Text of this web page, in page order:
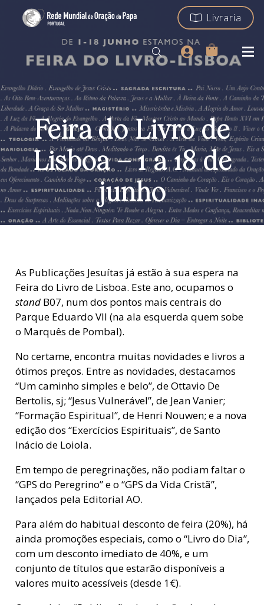
Livraria
Feira do Livro de
Lisboa – 1 a 18 de
junho
As Publicações Jesuítas já estão à sua espera na
Feira do Livro de Lisboa. Este ano, ocupamos o
standB07, num dos pontos mais centrais do
Parque Eduardo VII (na ala esquerda quem sobe
o Marquês de Pombal).
No certame, encontra muitas novidades e livros a
ótimos preços. Entre as novidades, destacamos
“Um caminho simples e belo”, de Ottavio De
Bertolis, sj; “Jesus Vulnerável”, de Jean Vanier;
“Formação Espiritual”, de Henri Nouwen; e a nova
edição dos “Exercícios Espirituais”, de Santo
Inácio de Loiola.
Em tempo de peregrinações, não podiam faltar o
“GPS do Peregrino” e o “GPS da Vida Cristã”,
lançados pela Editorial AO.
Para além do habitual desconto de feira (20%), há
ainda promoções especiais, como o “Livro do Dia”,
com um desconto imediato de 40%, e um
conjunto de títulos que estarão disponíveis a
valores muito acessíveis (desde 1€).